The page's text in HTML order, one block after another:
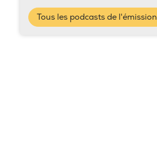
Tous les podcasts de l'émission